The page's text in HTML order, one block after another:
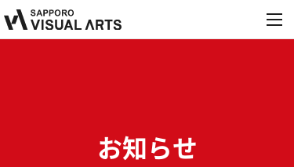
学科・コース
オープンキャンパスお知らせ